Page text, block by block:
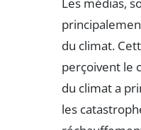
Les médias,
du climat.
perçoivent le
du climat a
les